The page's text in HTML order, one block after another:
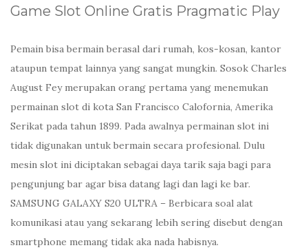
Game Slot Online Gratis Pragmatic Play
Pemain bisa bermain berasal dari rumah, kos-kosan, kantor
ataupun tempat lainnya yang sangat mungkin. Sosok Charles
August Fey merupakan orang pertama yang menemukan
permainan slot di kota San Francisco Calofornia, Amerika
Serikat pada tahun 1899. Pada awalnya permainan slot ini
tidak digunakan untuk bermain secara profesional. Dulu
mesin slot ini diciptakan sebagai daya tarik saja bagi para
pengunjung bar agar bisa datang lagi dan lagi ke bar.
SAMSUNG GALAXY S20 ULTRA – Berbicara soal alat
komunikasi atau yang sekarang lebih sering disebut dengan
smartphone memang tidak aka nada habisnya.